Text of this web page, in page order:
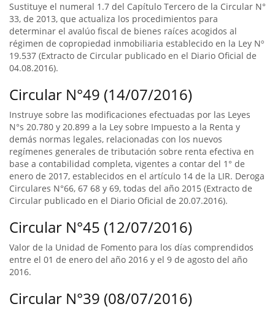
Sustituye el numeral 1.7 del Capítulo Tercero de la Circular N°
33, de 2013, que actualiza los procedimientos para
determinar el avalúo fiscal de bienes raíces acogidos al
régimen de copropiedad inmobiliaria establecido en la Ley Nº
19.537 (Extracto de Circular publicado en el Diario Oficial de
04.08.2016).
Circular N°49 (14/07/2016)
Instruye sobre las modificaciones efectuadas por las Leyes
N°s 20.780 y 20.899 a la Ley sobre Impuesto a la Renta y
demás normas legales, relacionadas con los nuevos
regímenes generales de tributación sobre renta efectiva en
base a contabilidad completa, vigentes a contar del 1° de
enero de 2017, establecidos en el artículo 14 de la LIR. Deroga
Circulares N°66, 67 68 y 69, todas del año 2015 (Extracto de
Circular publicado en el Diario Oficial de 20.07.2016).
Circular N°45 (12/07/2016)
Valor de la Unidad de Fomento para los días comprendidos
entre el 01 de enero del año 2016 y el 9 de agosto del año
2016.
Circular N°39 (08/07/2016)